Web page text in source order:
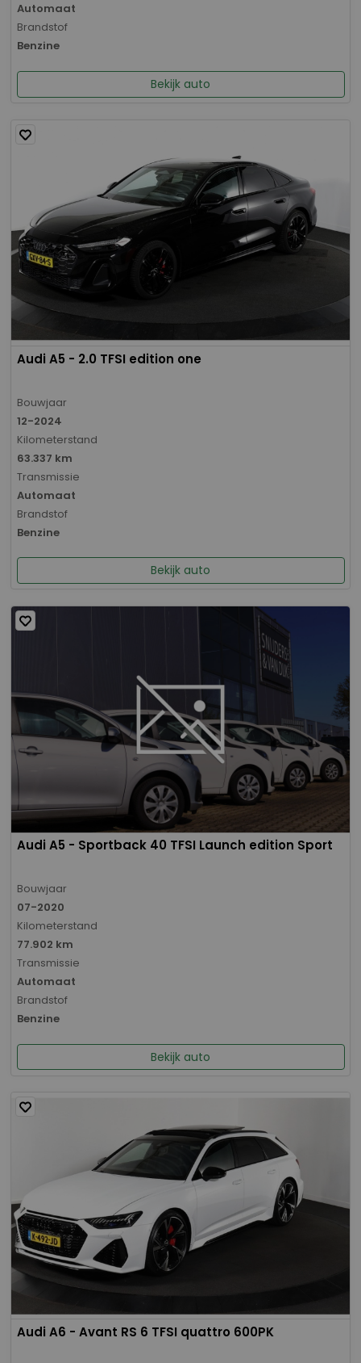
Automaat
Brandstof
Benzine
Bekijk auto
Audi A5 - 2.0 TFSI edition one
Bouwjaar
12-2024
Kilometerstand
63.337 km
Transmissie
Automaat
Brandstof
Benzine
Bekijk auto
Audi A5 - Sportback 40 TFSI Launch edition Sport
Bouwjaar
07-2020
Kilometerstand
77.902 km
Transmissie
Automaat
Brandstof
Benzine
Bekijk auto
Audi A6 - Avant RS 6 TFSI quattro 600PK